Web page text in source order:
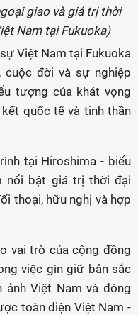
giao và giá trị thời
Nam tại Fukuoka)
Việt Nam tại Fukuoka
cuộc đời và sự nghiệp
tượng của khát vọng
quốc tế và tinh thần
tại Hiroshima - biểu
nổi bật giá trị thời đại
thoại, hữu nghị và hợp
vai trò của cộng đồng
việc gìn giữ bản sắc
ảnh Việt Nam và đóng
toàn diện Việt Nam -